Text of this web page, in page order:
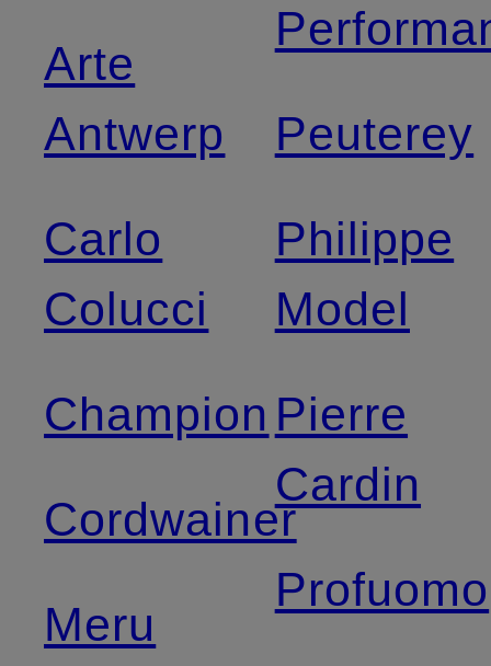
Arte
Antwerp
Carlo
Colucci
Champion
Cordwainer
Meru
Peuterey
Philippe
Model
Pierre
Cardin
Profuomo